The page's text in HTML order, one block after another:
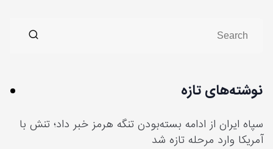
نوشته‌های تازه
سپاه ایران از ادامه بسته‌بودن تنگه هرمز خبر داد؛ تنش با
آمریکا وارد مرحله تازه شد